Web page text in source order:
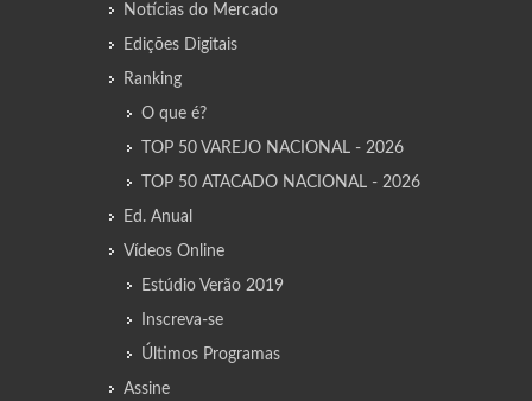
Notícias do Mercado
Edições Digitais
Ranking
O que é?
TOP 50 VAREJO NACIONAL - 2026
TOP 50 ATACADO NACIONAL - 2026
Ed. Anual
Vídeos Online
Estúdio Verão 2019
Inscreva-se
Últimos Programas
Assine